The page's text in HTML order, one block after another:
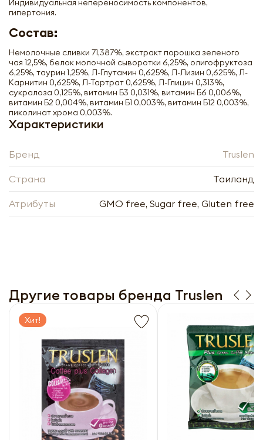
Индивидуальная непереносимость компонентов,
гипертония.
Состав:
Немолочные сливки 71,387%, экстракт порошка зеленого
чая 12,5%, белок молочной сыворотки 6,25%, олигофруктоза
6,25%, таурин 1,25%, Л-Глутамин 0,625%, Л-Лизин 0,625%, Л-
Карнитин 0,625%, Л-Тартрат 0,625%, Л-Глицин 0,313%,
сукралоза 0,125%, витамин Б3 0,031%, витамин Б6 0,006%,
витамин Б2 0,004%, витамин Б1 0,003%, витамин Б12 0,003%,
пиколинат хрома 0,003%.
Характеристики
Бренд Truslen
Страна Таиланд
Атрибуты GMO free, Sugar free, Gluten free
Другие товары бренда Truslen
Хит!
Нажимая кнопку «Отправить», я даю своё согласие
на обработку моих персональных данных, в
соответствии с Федеральным законом от
27.07.2006 года № 152-ФЗ «О персональных
данных», на условиях и для целей, определённых в
Согласии на обработку
Нажимая кнопку «Оформить», я даю своё согласие
на обработку моих персональных данных, в
соответствии с Федеральным законом от
27.07.2006 года № 152-ФЗ «О персональных
данных», на условиях и для целей, определённых в
Согласии на обработку
Заполняя форму я даю свое согласие на email